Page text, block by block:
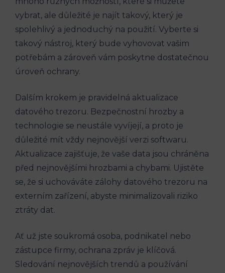
vybrat, ale důležité je najít takový, který je
spolehlivý a jednoduchý na použití. Vyberte si
takový nástroj, který bude vyhovovat vašim
potřebám a zároveň vám poskytne dostatečnou
úroveň ochrany.
Dalším krokem je pravidelná aktualizace
datového trezoru. Bezpečnostní hrozby a
technologie se neustále vyvíjejí, a proto je
důležité mít vždy nejnovější verzi softwaru.
Aktualizace zajišťuje, že vaše data jsou chráněna
před nejnovějšími hrozbami a chybami. Ujistěte
se, že si uchováváte zálohy datového trezoru na
externím zařízení, abyste minimalizovali riziko
ztráty dat.
Ať už jste soukromá osoba, podnikatel nebo
zástupce firmy, ochrana zpráv je klíčová.
Sledování nejnovějších trendů a používání